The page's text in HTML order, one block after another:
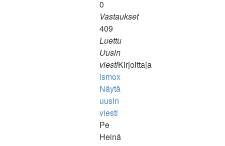
0
Vastaukset
409
Luettu
Uusin
viestiKirjoittaja
ismox
Näytä
uusin
viesti
Pe
Heinä